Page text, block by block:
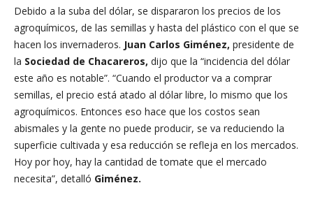
Debido a la suba del dólar, se dispararon los precios de los
agroquímicos, de las semillas y hasta del plástico con el que se
hacen los invernaderos. Juan Carlos Giménez, presidente de
la Sociedad de Chacareros, dijo que la “incidencia del dólar
este año es notable”. “Cuando el productor va a comprar
semillas, el precio está atado al dólar libre, lo mismo que los
agroquímicos. Entonces eso hace que los costos sean
abismales y la gente no puede producir, se va reduciendo la
superficie cultivada y esa reducción se refleja en los mercados.
Hoy por hoy, hay la cantidad de tomate que el mercado
necesita”, detalló Giménez.